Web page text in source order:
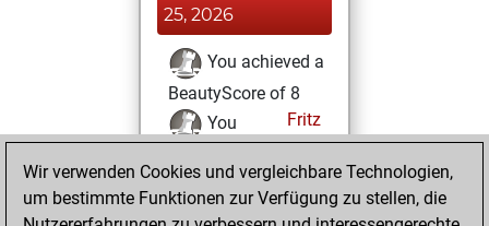
25, 2026
You achieved a
BeautyScore of 8
Fritz
You
of 1602
You created
Wir verwenden Cookies und vergleichbare Technologien,
um bestimmte Funktionen zur Verfügung zu stellen, die